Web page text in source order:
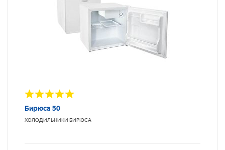
Бирюса 50
ХОЛОДИЛЬНИКИ БИРЮСА